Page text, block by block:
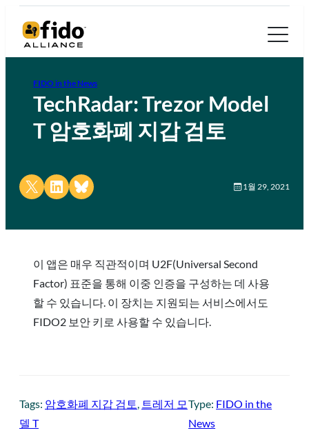
FIDO in the News
TechRadar: Trezor Model
T 암호화폐 지갑 검토
Share on X Share on LinkedIn
Share on Bluesky 1월 29, 2021
이 앱은 매우 직관적이며 U2F(Universal Second
Factor) 표준을 통해 이중 인증을 구성하는 데 사용
할 수 있습니다. 이 장치는 지원되는 서비스에서도
FIDO2 보안 키로 사용할 수 있습니다.
Tags: 암호화폐 지갑 검토 트레저 모
델 T
Type: FIDO in the
News